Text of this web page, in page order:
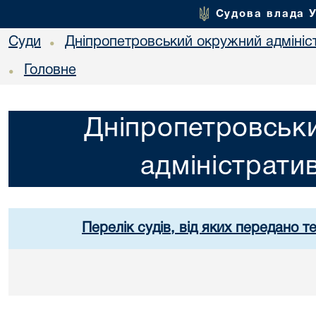
Судова влада
Суди • Дніпропетровський окружний
• Головне
Перелік судів, від яких передано